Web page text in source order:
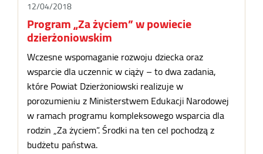
12/04/2018
Program „Za życiem” w powiecie
dzierżoniowskim
Wczesne wspomaganie rozwoju dziecka oraz
wsparcie dla uczennic w ciąży – to dwa zadania,
które Powiat Dzierżoniowski realizuje w
porozumieniu z Ministerstwem Edukacji Narodowej
w ramach programu kompleksowego wsparcia dla
rodzin „Za życiem”. Środki na ten cel pochodzą z
budżetu państwa.